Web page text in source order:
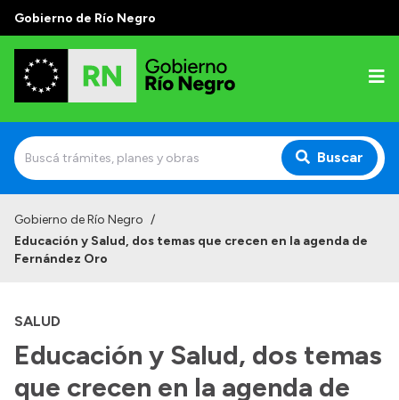
Gobierno de Río Negro
Buscar
Autoridades
Autoridades y Organismos
Discursos en la Legislatura
Casa de Gobierno
Gobierno de Río Negro /
Educación y Salud, dos temas que crecen en la agenda de
Fernández Oro
SALUD
Educación y Salud, dos temas
que crecen en la agenda de